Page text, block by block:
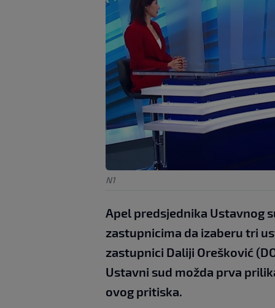
N1
Apel predsjednika Ustavnog
zastupnicima da izaberu tri
zastupnici Daliji Orešković
Ustavni sud možda prva
ovog pritiska.